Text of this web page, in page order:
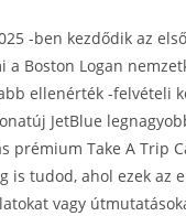
-ben kezdődik az
Boston Logan
ellenérték -felvételi
JetBlue
prémium Take A Trip
is tudod, ahol ezek az
vagy